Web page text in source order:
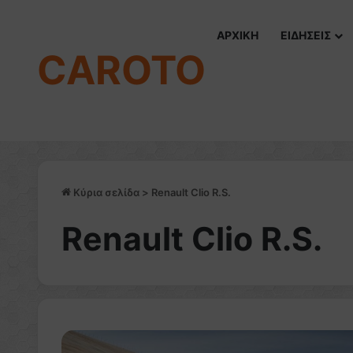
CAROTO
ΑΡΧΙΚΗ ΕΙΔΗΣΕΙΣ
Κύρια σελίδα > Renault Clio R.S.
Renault Clio R.S.